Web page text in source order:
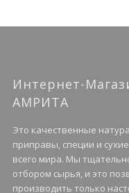
Интернет-
АМРИТА
Это качественные
приправы, специи и
всего мира. Мы
отбором сырья, и это
производить только